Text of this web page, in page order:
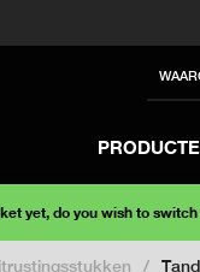
yet, do you wish to
/